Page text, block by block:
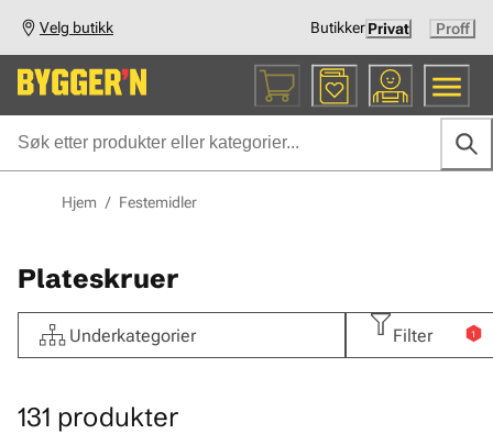
Velg butikk ButikkerPrivat Proff
Hjem / Festemidler
Plateskruer
Underkategorier Filter 1
131 produkter